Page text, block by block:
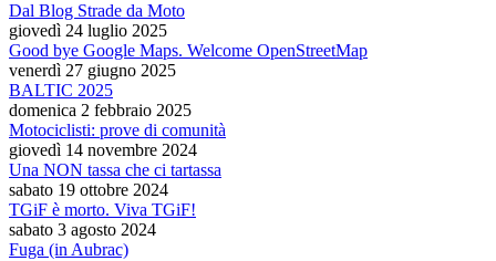
Dal Blog Strade da Moto
giovedì 24 luglio 2025
Good bye Google Maps. Welcome OpenStreetMap
venerdì 27 giugno 2025
BALTIC 2025
domenica 2 febbraio 2025
Motociclisti: prove di comunità
giovedì 14 novembre 2024
Una NON tassa che ci tartassa
sabato 19 ottobre 2024
TGiF è morto. Viva TGiF!
sabato 3 agosto 2024
Fuga (in Aubrac)